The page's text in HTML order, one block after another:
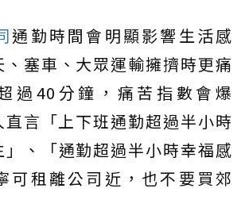
通勤時間會明顯影響生活感
塞車、大眾運輸擁擠時更痛
過40分鐘，痛苦指數會爆
言「上下班通勤超過半小時
、「通勤超過半小時幸福感
可租離公司近，也不要買郊